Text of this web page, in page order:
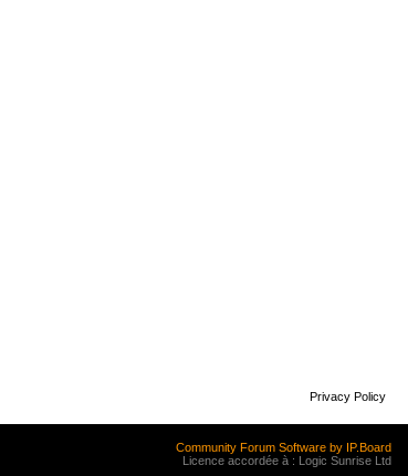
Privacy Policy
Community Forum Software by IP.Board
Licence accordée à : Logic Sunrise Ltd